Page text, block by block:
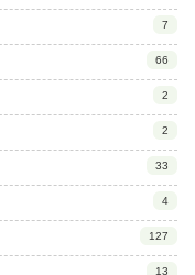
7
66
2
2
33
4
127
13